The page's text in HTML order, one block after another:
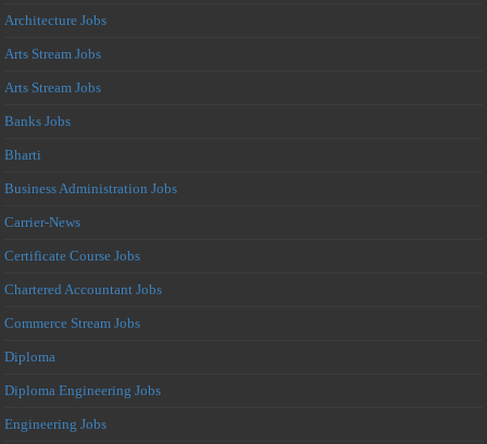
Architecture Jobs
Arts Stream Jobs
Arts Stream Jobs
Banks Jobs
Bharti
Business Administration Jobs
Carrier-News
Certificate Course Jobs
Chartered Accountant Jobs
Commerce Stream Jobs
Diploma
Diploma Engineering Jobs
Engineering Jobs